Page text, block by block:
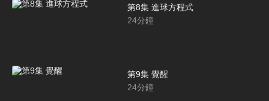
第8集 進球方程式
24分鐘
第9集 覺醒
24分鐘